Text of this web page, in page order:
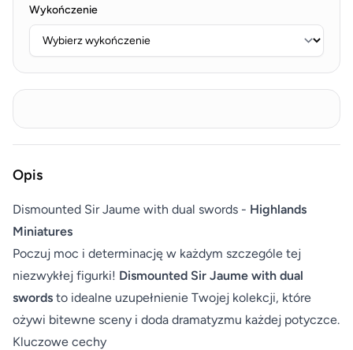
Wykończenie
Opis
Dismounted Sir Jaume with dual swords - Highlands
Miniatures
Poczuj moc i determinację w każdym szczególe tej
niezwykłej figurki! Dismounted Sir Jaume with dual
swords to idealne uzupełnienie Twojej kolekcji, które
ożywi bitewne sceny i doda dramatyzmu każdej potyczce.
Kluczowe cechy